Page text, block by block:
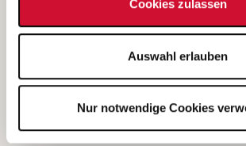
Cookies zulassen
Auswahl erlauben
Nur notwendige Cookies
Bewerbung als Erzieher*in
AWO Gliederungen nach Bundesland
Impressum